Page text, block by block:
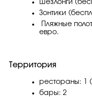
Шезлонги
Зонтики
Пляжные
евро.
Территория
рестораны: 1
бары: 2